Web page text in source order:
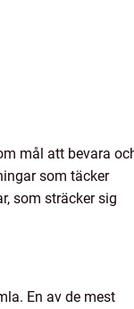
mål att bevara
som täcker
som sträcker sig
En av de mest